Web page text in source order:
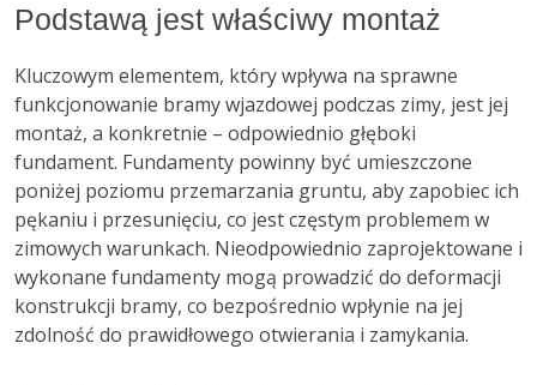
Podstawą jest właściwy montaż
Kluczowym elementem, który wpływa na sprawne
funkcjonowanie bramy wjazdowej podczas zimy, jest jej
montaż, a konkretnie – odpowiednio głęboki
fundament. Fundamenty powinny być umieszczone
poniżej poziomu przemarzania gruntu, aby zapobiec ich
pękaniu i przesunięciu, co jest częstym problemem w
zimowych warunkach. Nieodpowiednio zaprojektowane i
wykonane fundamenty mogą prowadzić do deformacji
konstrukcji bramy, co bezpośrednio wpłynie na jej
zdolność do prawidłowego otwierania i zamykania.